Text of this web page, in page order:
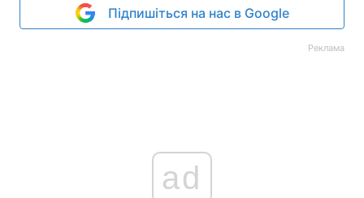
Підпишіться на нас в Google
Реклама
ad